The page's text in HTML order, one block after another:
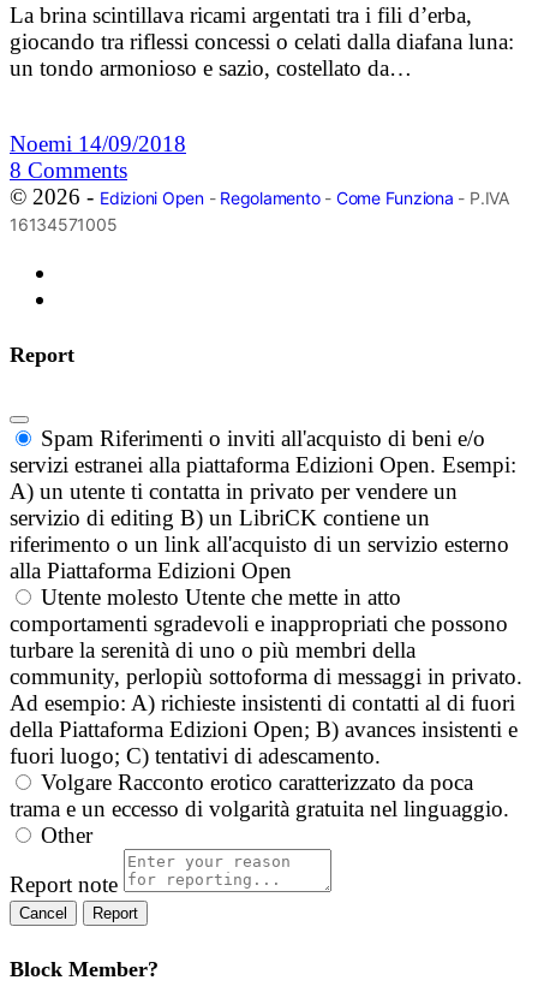
La brina scintillava ricami argentati tra i fili d’erba,
giocando tra riflessi concessi o celati dalla diafana luna:
un tondo armonioso e sazio, costellato da…
Noemi 14/09/2018
8 Comments
© 2026 - Edizioni Open- Regolamento- Come Funziona - P.IVA
16134571005
Report
Spam Riferimenti o inviti all'acquisto di beni e/o
servizi estranei alla piattaforma Edizioni Open. Esempi:
A) un utente ti contatta in privato per vendere un
servizio di editing B) un LibriCK contiene un
riferimento o un link all'acquisto di un servizio esterno
alla Piattaforma Edizioni Open
Utente molesto Utente che mette in atto
comportamenti sgradevoli e inappropriati che possono
turbare la serenità di uno o più membri della
community, perlopiù sottoforma di messaggi in privato.
Ad esempio: A) richieste insistenti di contatti al di fuori
della Piattaforma Edizioni Open; B) avances insistenti e
fuori luogo; C) tentativi di adescamento.
Volgare Racconto erotico caratterizzato da poca
trama e un eccesso di volgarità gratuita nel linguaggio.
Other
Report note
Report
Block Member?